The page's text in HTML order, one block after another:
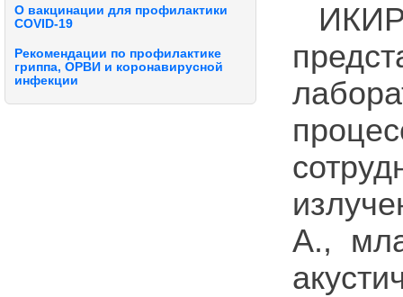
О вакцинации для профилактики
COVID-19
Рекомендации по профилактике
гриппа, ОРВИ и коронавирусной
инфекции
А.,